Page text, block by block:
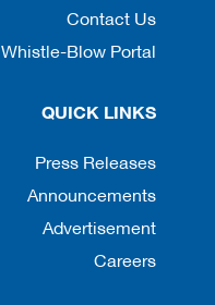
QUICK LINKS
Press Releases
Announcements
Advertisement
Careers
Contact Us
Whistle-Blow Portal